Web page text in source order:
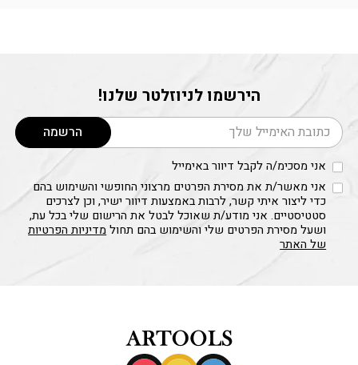
הירשמו לניוזלטר שלנו!
דוא׳׳ל הרשמה
אני מסכימ/ה לקבל דיוור באימייל
אני מאשר/ת את מסירת הפרטים מרצוני החופשי והשימוש בהם
כדי ליצור איתי קשר, לרבות באמצעות דיוור ישיר, וכן לצרכים
סטטיסטיים. אני מודע/ת שאוכל לבטל את הרישום שלי בכל עת,
ושעל מסירת הפרטים שלי והשימוש בהם תחולמדיניות הפרטיות
של האתר